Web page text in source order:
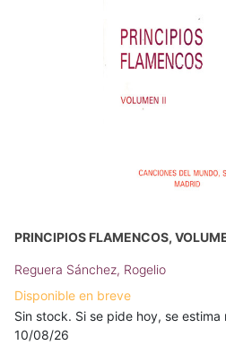
PRINCIPIOS FLAMENCOS,
Reguera Sánchez, Rogelio
Disponible en breve
Sin stock. Si se pide hoy, se
10/08/26